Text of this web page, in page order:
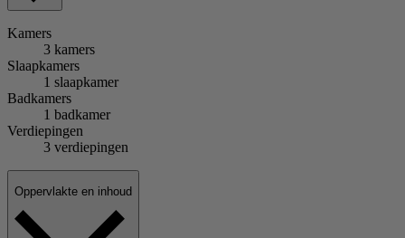
Kamers
3 kamers
Slaapkamers
1 slaapkamer
Badkamers
1 badkamer
Verdiepingen
3 verdiepingen
Oppervlakte en inhoud